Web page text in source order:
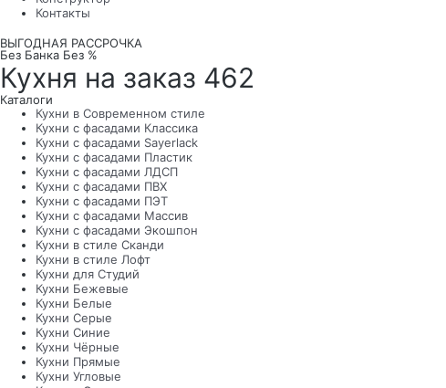
Контакты
ВЫГОДНАЯ РАССРОЧКА
Без Банка Без %
Кухня на заказ 462
Каталоги
Кухни в Современном стиле
Кухни с фасадами Классика
Кухни с фасадами Sayerlack
Кухни с фасадами Пластик
Кухни с фасадами ЛДСП
Кухни с фасадами ПВХ
Кухни с фасадами ПЭТ
Кухни с фасадами Массив
Кухни с фасадами Экошпон
Кухни в стиле Сканди
Кухни в стиле Лофт
Кухни для Студий
Кухни Бежевые
Кухни Белые
Кухни Серые
Кухни Синие
Кухни Чёрные
Кухни Прямые
Кухни Угловые